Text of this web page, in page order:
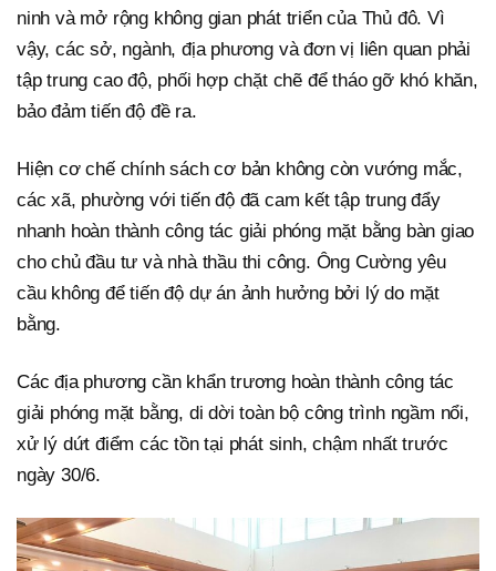
ninh và mở rộng không gian phát triển của Thủ đô. Vì
vậy, các sở, ngành, địa phương và đơn vị liên quan phải
tập trung cao độ, phối hợp chặt chẽ để tháo gỡ khó khăn,
bảo đảm tiến độ đề ra.
Hiện cơ chế chính sách cơ bản không còn vướng mắc,
các xã, phường với tiến độ đã cam kết tập trung đẩy
nhanh hoàn thành công tác giải phóng mặt bằng bàn giao
cho chủ đầu tư và nhà thầu thi công. Ông Cường yêu
cầu không để tiến độ dự án ảnh hưởng bởi lý do mặt
bằng.
Các địa phương cần khẩn trương hoàn thành công tác
giải phóng mặt bằng, di dời toàn bộ công trình ngầm nổi,
xử lý dứt điểm các tồn tại phát sinh, chậm nhất trước
ngày 30/6.